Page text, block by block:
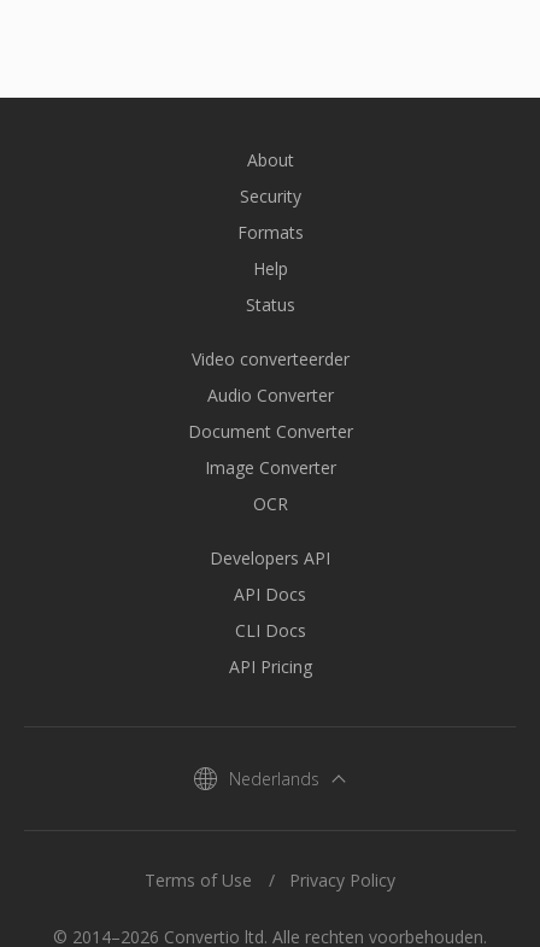
About
Security
Formats
Help
Status
Video converteerder
Audio Converter
Document Converter
Image Converter
OCR
Developers API
API Docs
CLI Docs
API Pricing
Nederlands
© 2014–2026 Convertio ltd. Alle rechten voorbehouden.
Terms of Use Privacy Policy